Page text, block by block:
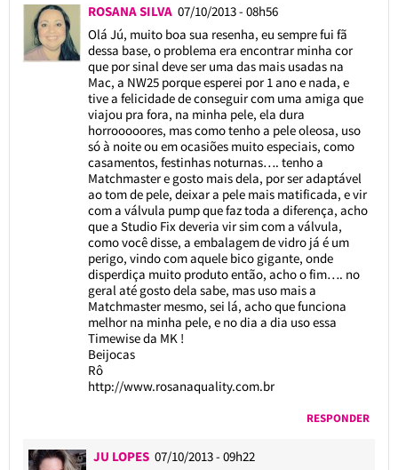
ROSANA SILVA 07/10/2013 - 08h56
Olá Jú, muito boa sua resenha, eu sempre fui fã
dessa base, o problema era encontrar minha cor
que por sinal deve ser uma das mais usadas na
Mac, a NW25 porque esperei por 1 ano e nada, e
tive a felicidade de conseguir com uma amiga que
viajou pra fora, na minha pele, ela dura
horrooooores, mas como tenho a pele oleosa, uso
só à noite ou em ocasiões muito especiais, como
casamentos, festinhas noturnas…. tenho a
Matchmaster e gosto mais dela, por ser adaptável
ao tom de pele, deixar a pele mais matificada, e vir
com a válvula pump que faz toda a diferença, acho
que a Studio Fix deveria vir sim com a válvula,
como você disse, a embalagem de vidro já é um
perigo, vindo com aquele bico gigante, onde
disperdiça muito produto então, acho o fim…. no
geral até gosto dela sabe, mas uso mais a
Matchmaster mesmo, sei lá, acho que funciona
melhor na minha pele, e no dia a dia uso essa
Timewise da MK !
Beijocas
Rô
http://www.rosanaquality.com.br
RESPONDER
JU LOPES 07/10/2013 - 09h22